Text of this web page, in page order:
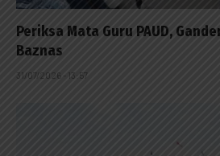
Periksa Mata Guru PAUD,
Baznas
31/07/2026 - 13:57